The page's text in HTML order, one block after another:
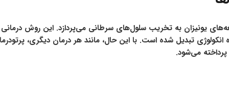
یونیزان به تخریب سلول‌های سرطانی می‌پردازد. این روش درمانی
تبدیل شده است. با این حال، مانند هر درمان دیگری،
پرداخته می‌شود.